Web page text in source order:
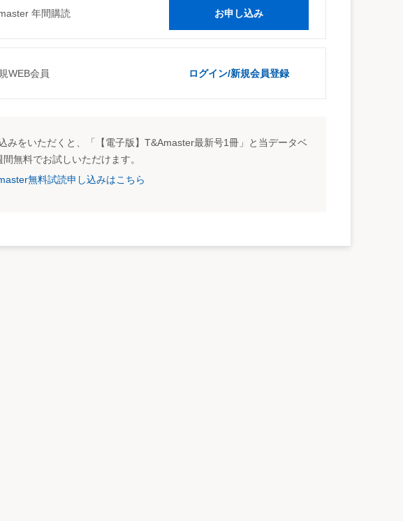
030402.pdf
年間購読 お申し込み
WEB会員 ログイン/新規会員登録
みをいただくと、「【電子版】T&Amaster最新号1冊」と当データベ
無料でお試しいただけます。
無料試読申し込みはこちら